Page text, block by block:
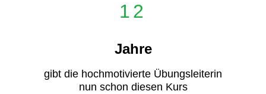
12
Jahre
gibt die hochmotivierte Übungsleiterin
nun schon diesen Kurs